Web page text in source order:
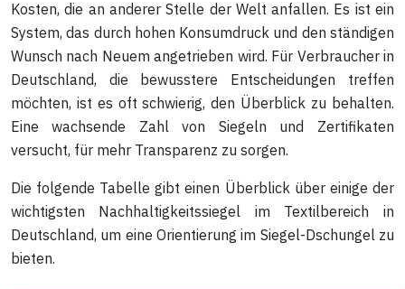
Kosten, die an anderer Stelle der Welt anfallen. Es ist ein
System, das durch hohen Konsumdruck und den ständigen
Wunsch nach Neuem angetrieben wird. Für Verbraucher in
Deutschland, die bewusstere Entscheidungen treffen
möchten, ist es oft schwierig, den Überblick zu behalten.
Eine wachsende Zahl von Siegeln und Zertifikaten
versucht, für mehr Transparenz zu sorgen.
Die folgende Tabelle gibt einen Überblick über einige der
wichtigsten Nachhaltigkeitssiegel im Textilbereich in
Deutschland, um eine Orientierung im Siegel-Dschungel zu
bieten.